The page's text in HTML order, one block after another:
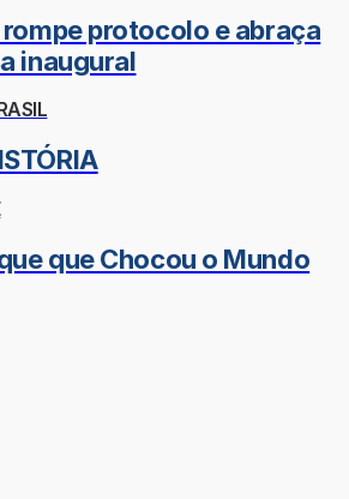
rompe protocolo e abraça
inaugural
que Chocou o Mundo